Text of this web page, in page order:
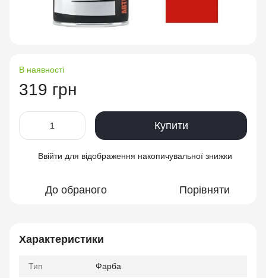
В наявності
319 грн
Купити
Ввійти для відображення накопичувальної знижки
До обраного Порівняти
Характеристики
Тип Фарба